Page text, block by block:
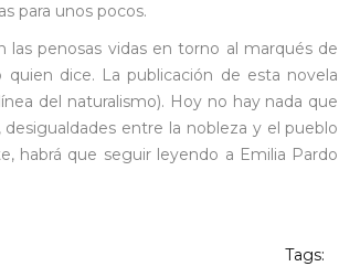
para unos pocos.
penosas vidas en torno al marqués de
quien dice. La publicación de esta novela
del naturalismo). Hoy no hay nada que
entre la nobleza y el pueblo
habrá que seguir leyendo a Emilia Pardo
Tags: